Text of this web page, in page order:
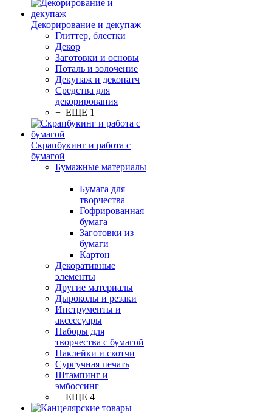
Декорирование и декупаж
Глиттер, блестки
Декор
Заготовки и основы
Поталь и золочение
Декупаж и декопатч
Средства для
декорирования
+ ЕЩЕ 1
Скрапбукинг и работа с
бумагой
Бумажные материалы
Бумага для
творчества
Гофрированная
бумага
Заготовки из
бумаги
Картон
Декоративные
элементы
Другие материалы
Дыроколы и резаки
Инструменты и
аксессуары
Наборы для
творчества с бумагой
Наклейки и скотчи
Сургучная печать
Штампинг и
эмбоссинг
+ ЕЩЕ 4